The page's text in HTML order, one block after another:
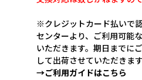
※クレジットカード払いで
センターより、ご利用可能
いただきます。期日までに
して出荷させていただきま
→ご利用ガイドはこちら